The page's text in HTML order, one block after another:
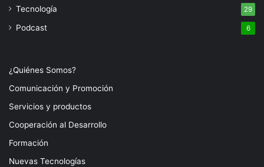
Tecnología 29
Podcast 6
¿Quiénes Somos?
Comunicación y Promoción
Servicios y productos
Cooperación al Desarrollo
Formación
Nuevas Tecnologías